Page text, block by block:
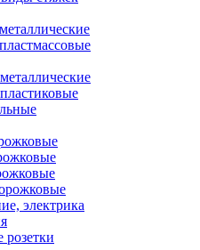
электрика
розетки